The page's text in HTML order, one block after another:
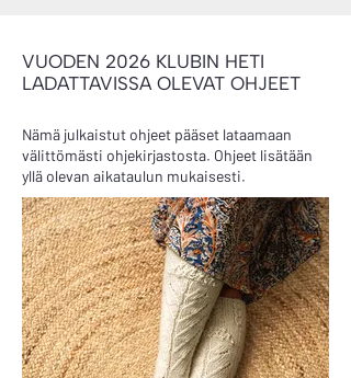
VUODEN 2026 KLUBIN HETI
LADATTAVISSA OLEVAT OHJEET
Nämä julkaistut ohjeet pääset lataamaan
välittömästi ohjekirjastosta. Ohjeet lisätään
yllä olevan aikataulun mukaisesti.